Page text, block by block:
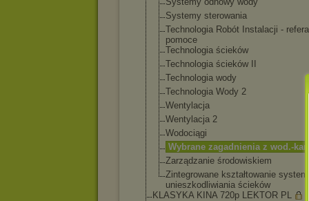
Systemy sterowania
Technologia Robót Instalacji -
pomoce
Technologia ścieków
Technologia ścieków II
Technologia wody
Technologia Wody 2
Wentylacja
Wentylacja 2
Wodociągi
Wybrane zagadnienia z wod.-kan
Zarządzanie środowiskiem
Zintegrowane kształtowanie
unieszkodliwiania ścieków
KLASYKA KINA 720p LEKTOR PL